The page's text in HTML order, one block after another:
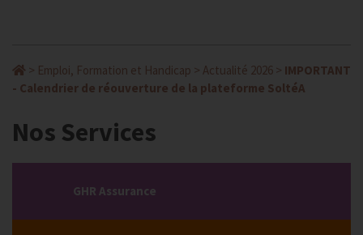
> Emploi, Formation et Handicap > Actualité 2026 > IMPORTANT
- Calendrier de réouverture de la plateforme SoltéA
Nos Services
GHR Assurance